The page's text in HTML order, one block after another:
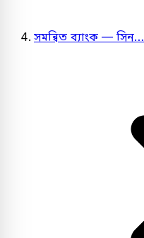
সমন্বিত ব্যাংক — সিন…